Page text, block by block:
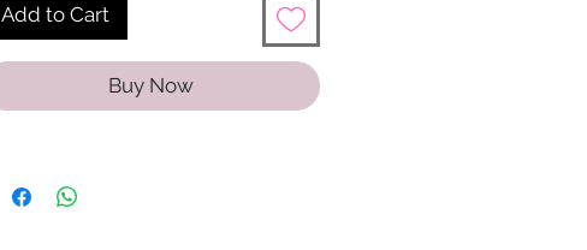
Add to Cart
Buy Now